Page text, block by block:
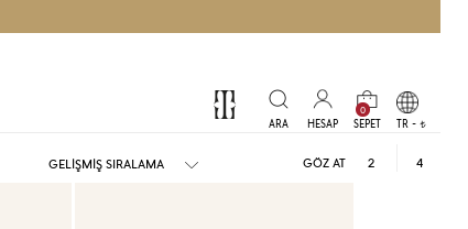
0
TR - t
GÖZ AT 2 4